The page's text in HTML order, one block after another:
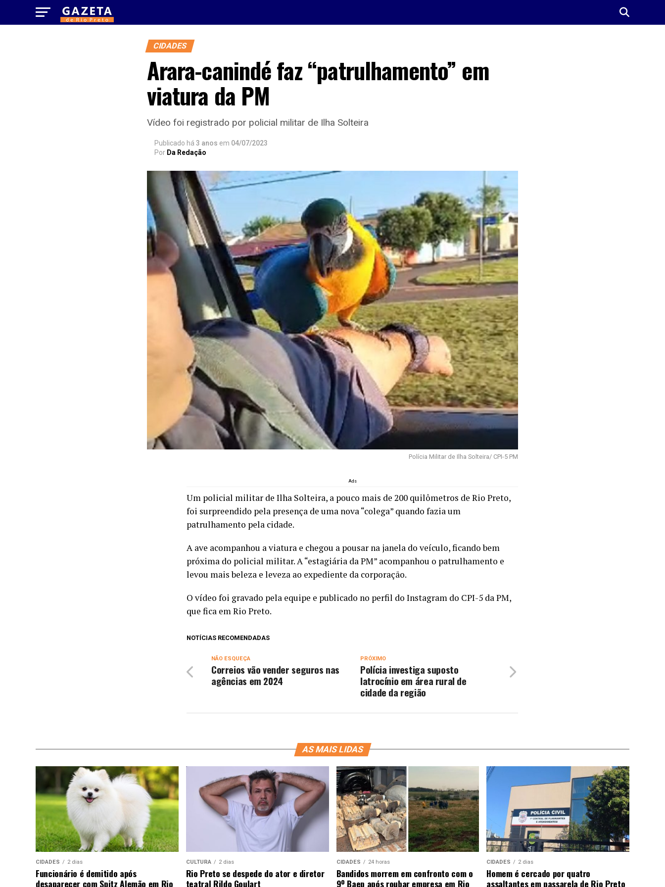
CIDADES
Arara-canindé faz “patrulhamento” em
viatura da PM
Vídeo foi registrado por policial militar de Ilha Solteira
Publicado há 3 anos em 04/07/2023
Por Da Redação
Polícia Militar de Ilha Solteira/ CPI-5 PM
Ads
Um policial militar de Ilha Solteira, a pouco mais de 200 quilômetros de Rio Preto,
foi surpreendido pela presença de uma nova “colega” quando fazia um
patrulhamento pela cidade.
A ave acompanhou a viatura e chegou a pousar na janela do veículo, ficando bem
próxima do policial militar. A “estagiária da PM” acompanhou o patrulhamento e
levou mais beleza e leveza ao expediente da corporação.
O vídeo foi gravado pela equipe e publicado no perfil do Instagram do CPI-5 da PM,
que fica em Rio Preto.
NOTÍCIAS RECOMENDADAS
PRÓXIMO
Polícia investiga suposto
latrocínio em área rural de
cidade da região
NÃO ESQUEÇA
Correios vão vender seguros nas
agências em 2024
AS MAIS LIDAS
CIDADES 2 dias
Funcionário é demitido após
desaparecer com Spitz Alemão em Rio
CULTURA 2 dias
Rio Preto se despede do ator e diretor
teatral Rildo Goulart
CIDADES 24 horas
Bandidos morrem em confronto com o
9º Baep após roubar empresa em Rio
CIDADES 2 dias
Homem é cercado por quatro
assaltantes em passarela de Rio Preto